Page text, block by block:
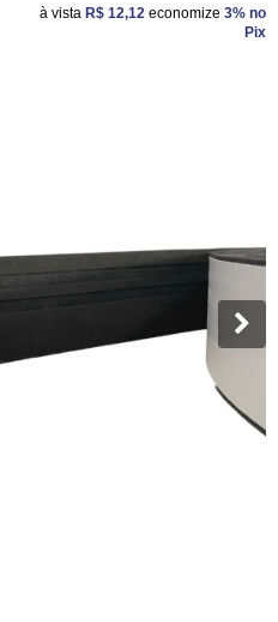
à vista R$ 12,12 economize 3% no
Pix